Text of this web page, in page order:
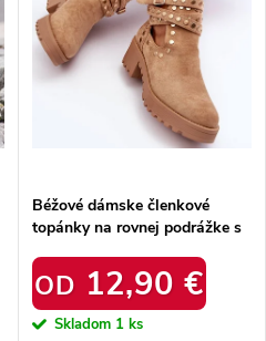
Béžové dámske členkové
topánky na rovnej podrážke s
zdobeniami, kód produktu
NJSK 8358 BEIGE
OD 12,90 €
Skladom 1 ks